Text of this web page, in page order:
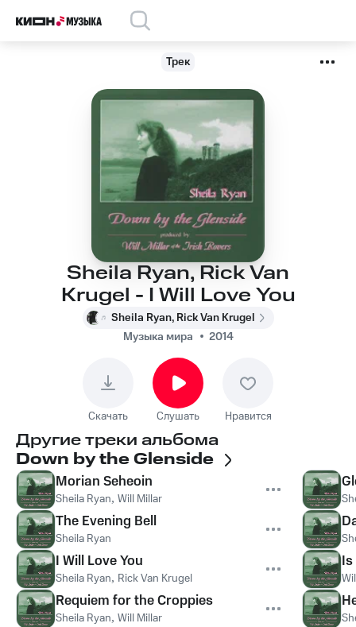
Трек
Sheila Ryan, Rick Van
Krugel - I Will Love You
Sheila Ryan, Rick Van Krugel
Музыка мира
2014
Скачать Слушать Нравится
Другие треки альбома
Down by the Glenside
Morian Seheoin
Sheila Ryan, Will Millar
The Evening Bell
Sheila Ryan
I Will Love You
Sheila Ryan, Rick Van Krugel
Requiem for the Croppies
Sheila Ryan, Will Millar